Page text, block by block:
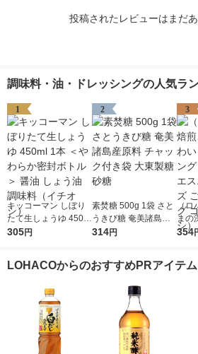
投稿されたレビューはまだあ
調味料・油・ドレッシングの人気ラ
1
キッコーマン しぼり
たて生しょうゆ 450m
l 1本 ＜やわらか密封
シ）
305円
2
素焚糖 500g 1袋 さと
うきび糖 奄美諸島産
原料 チャック付き袋
314円
3
（
まの
ドレ
ゴマ
354
LOHACOからのおすすめPRアイテム